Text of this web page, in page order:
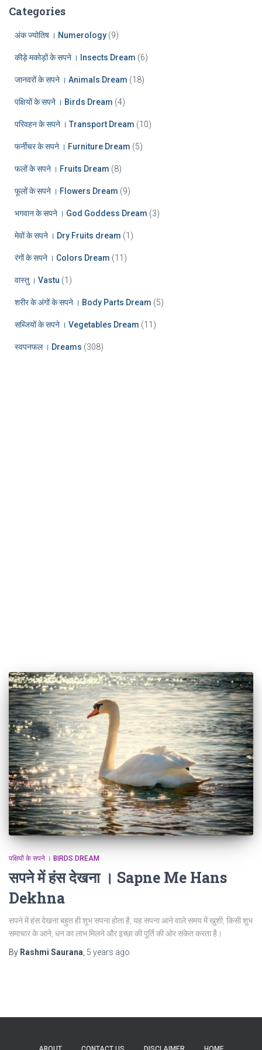
h
Categories
अंक ज्योतिष । Numerology (9)
कीड़े मकोड़ों के सपने । Insects Dream (6)
जानवरों के सपने । Animals Dream (18)
पक्षियों के सपने । Birds Dream (4)
परिवहन के सपने । Transport Dream (10)
फर्नीचर के सपने । Furniture Dream (5)
फलों के सपने । Fruits Dream (8)
फूलों के सपने । Flowers Dream (9)
भगवान के सपने । God Goddess Dream (3)
मेवों के सपने । Dry Fruits dream (1)
रंगों के सपने । Colors Dream (11)
वास्तु । Vastu (1)
शरीर के अंगों के सपने । Body Parts Dream (5)
सब्जियों के सपने । Vegetables Dream (11)
स्वपनफल । Dreams (308)
पक्षियों के सपने । BIRDS DREAM
सपने में हंस देखना । Sapne Me Hans
Dekhna
सपने में हंस देखना बहुत ही शुभ सपना होता है, यह सपना आने वाले समय में खुशी, किसी शुभ
समाचार के आने, धन का लाभ मिलने और इच्छा की पूर्ति की ओर संकेत करता है।
By Rashmi Saurana 5 years ago